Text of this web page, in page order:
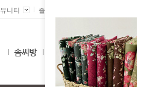
니티 즐겨찾기 +
0